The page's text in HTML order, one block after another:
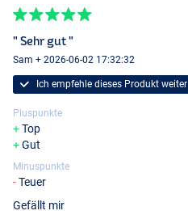
" Sehr gut "
Sam + 2026-06-02 17:32:32
Ich empfehle dieses Produkt weiter
Pluspunkte
Top
Gut
Minuspunkte
Teuer
Gefällt mir